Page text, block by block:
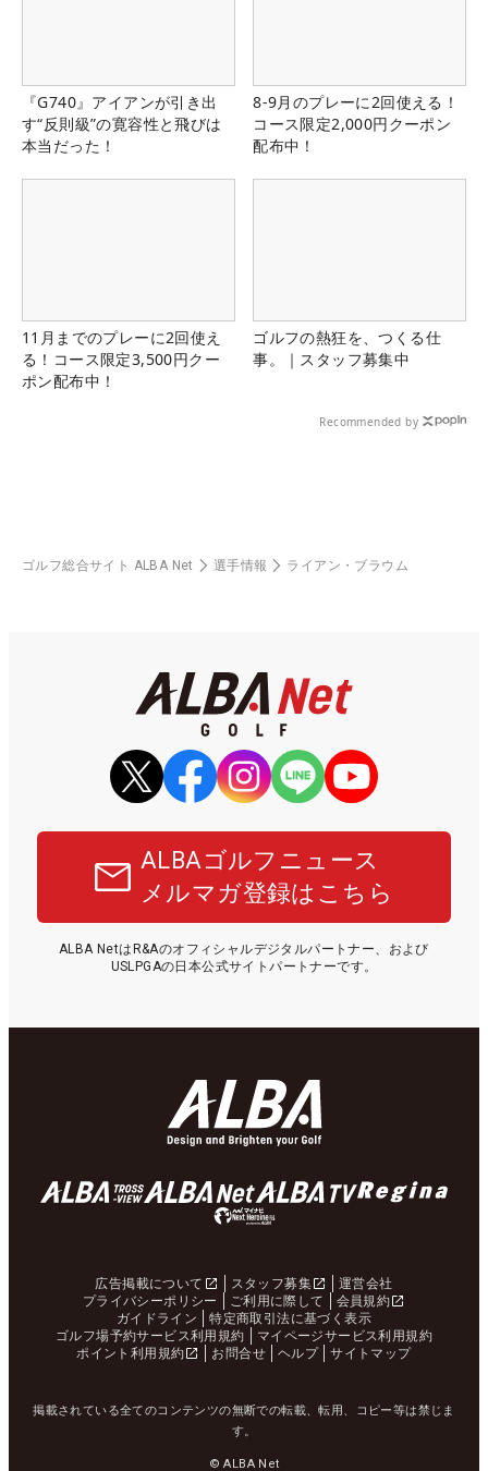
『G740』アイアンが引き出
す“反則級”の寛容性と飛びは
本当だった！
8-9月のプレーに2回使える！
コース限定2,000円クーポン
配布中！
11月までのプレーに2回使え
る！コース限定3,500円クー
ポン配布中！
ゴルフの熱狂を、つくる仕
事。｜スタッフ募集中
Recommended by
ゴルフ総合サイト ALBA Net 選手情報 ライアン・ブラウム
ALBAゴルフニュース
メルマガ登録はこちら
ALBA NetはR&Aのオフィシャルデジタルパートナー、および
USLPGAの日本公式サイトパートナーです。
広告掲載について スタッフ募集
運営会社
プライバシーポリシー
ご利用に際して
会員規約
ガイドライン
特定商取引法に基づく表示
ゴルフ場予約サービス利用規約
マイページサービス利用規約
ポイント利用規約
お問合せ ヘルプ サイトマップ
掲載されている全てのコンテンツの無断での転載、転用、コピー等は禁じま
す。
© ALBA Net